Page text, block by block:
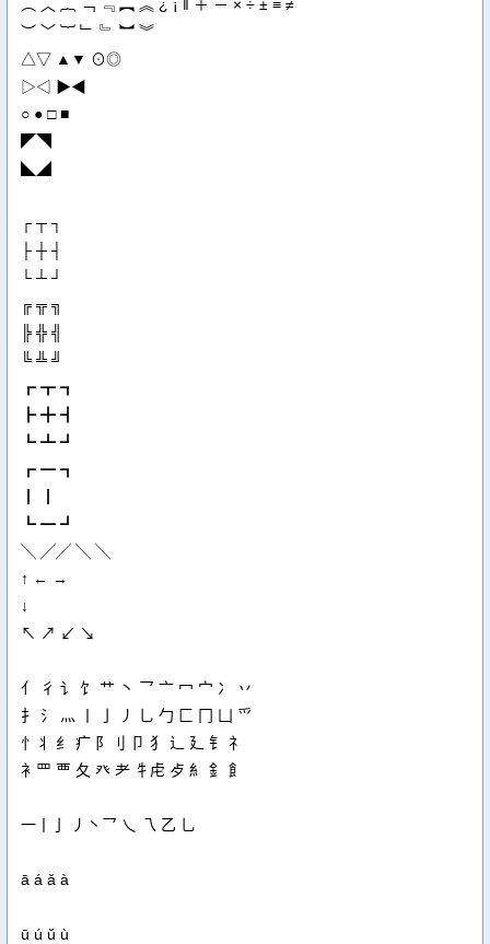
︵ ︿ ︷ ﹁ ﹃ ︻ ︽ ¿ ¡ ‖ ＋ － × ÷ ± ≡ ≠
︶ ﹀ ︸ ﹂ ﹄ ︼ ︾
△▽ ▲▼ ⊙◎
▷◁ ▶◀
○ ● □ ■
◤◥
◣◢
┌ ┬ ┐
├ ┼ ┤
└ ┴ ┘
╔ ╦ ╗
╠ ╬ ╣
╚ ╩ ╝
┏ ┳ ┓
┣ ╋ ┫
┗ ┻ ┛
┏ ━ ┓
┗ ━ ┛
╲ ╱╱ ╲ ╲
↑ ← →
↓
↖ ↗ ↙ ↘
亻 彳 讠 饣 艹 丶 乛 亠 冖 宀 冫 丷
扌 氵 灬 丨 亅 丿 乚 勹 匚 冂 凵 爫
忄丬 纟 疒 阝刂 卩 犭 辶 廴 钅 礻
衤罒 覀 夂 癶 耂 牜虍 歺 糹 釒 飠
一丨亅 丿丶乛 乀 乁 乙 乚
ā á ǎ à
ū ú ǔ ù